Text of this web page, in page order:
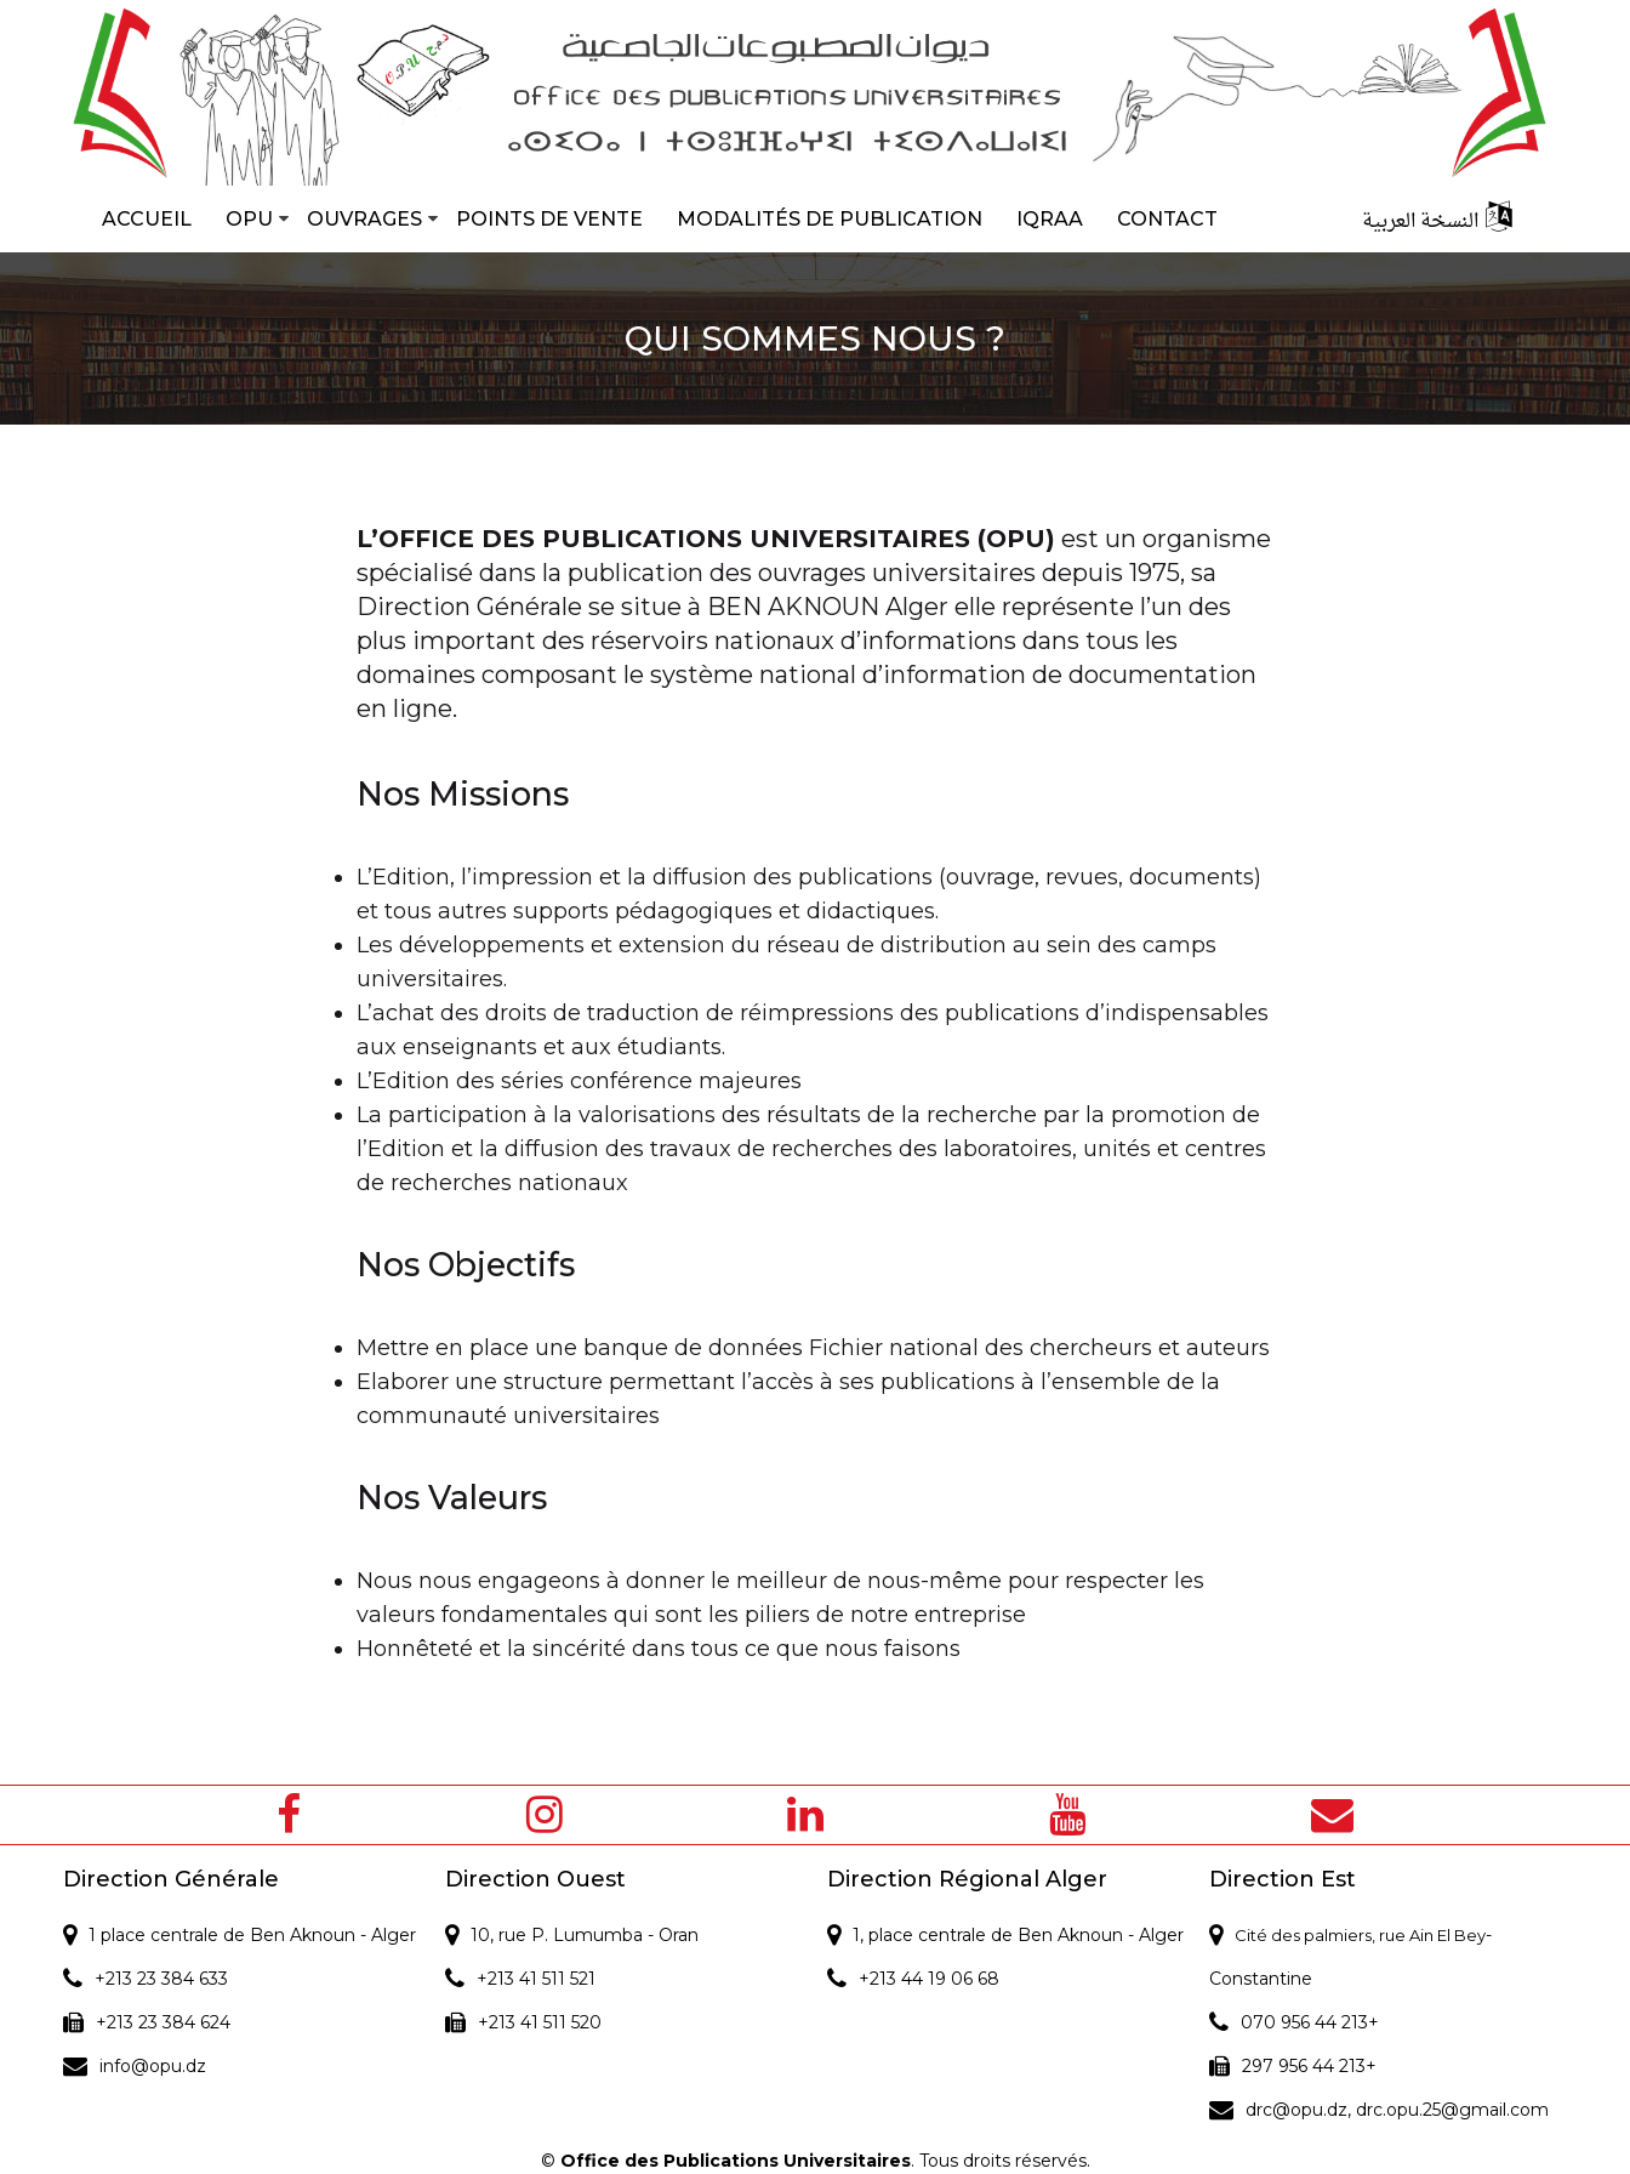
ACCUEIL OPU OUVRAGES POINTS DE VENTE MODALITÉS DE PUBLICATION IQRAA CONTACT النسخة العربية
QUI SOMMES NOUS ?
L’OFFICE DES PUBLICATIONS UNIVERSITAIRES (OPU) est un organisme
spécialisé dans la publication des ouvrages universitaires depuis 1975, sa
Direction Générale se situe à BEN AKNOUN Alger elle représente l’un des
plus important des réservoirs nationaux d’informations dans tous les
domaines composant le système national d’information de documentation
en ligne.
Nos Missions
L’Edition, l’impression et la diffusion des publications (ouvrage, revues, documents)
et tous autres supports pédagogiques et didactiques.
Les développements et extension du réseau de distribution au sein des camps
universitaires.
L’achat des droits de traduction de réimpressions des publications d’indispensables
aux enseignants et aux étudiants.
L’Edition des séries conférence majeures
La participation à la valorisations des résultats de la recherche par la promotion de
l’Edition et la diffusion des travaux de recherches des laboratoires, unités et centres
de recherches nationaux
Nos Objectifs
Mettre en place une banque de données Fichier national des chercheurs et auteurs
Elaborer une structure permettant l’accès à ses publications à l’ensemble de la
communauté universitaires
Nos Valeurs
Nous nous engageons à donner le meilleur de nous-même pour respecter les
valeurs fondamentales qui sont les piliers de notre entreprise
Honnêteté et la sincérité dans tous ce que nous faisons
Direction Générale
1 place centrale de Ben Aknoun - Alger
+213 23 384 633
+213 23 384 624
info@opu.dz
Direction Ouest
10, rue P. Lumumba - Oran
+213 41 511 521
+213 41 511 520
Direction Régional Alger
1, place centrale de Ben Aknoun - Alger
+213 44 19 06 68
Direction Est
Cité des palmiers, rue Ain El Bey-
Constantine
070 956 44 213+
297 956 44 213+
drc@opu.dz, drc.opu.25@gmail.com
© Office des Publications Universitaires. Tous droits réservés.